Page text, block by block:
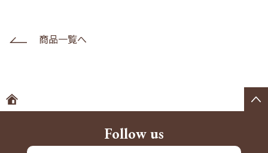
商品一覧へ
Follow us